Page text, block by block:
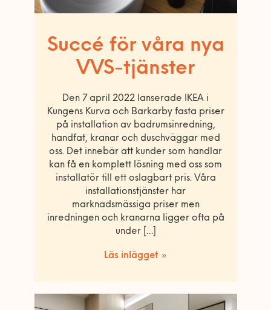
Succé för våra nya
VVS-tjänster
Den 7 april 2022 lanserade IKEA i
Kungens Kurva och Barkarby fasta priser
på installation av badrumsinredning,
handfat, kranar och duschväggar med
oss. Det innebär att kunder som handlar
kan få en komplett lösning med oss som
installatör till ett oslagbart pris. Våra
installationstjänster har
marknadsmässiga priser men
inredningen och kranarna ligger ofta på
under […]
Läs inlägget »